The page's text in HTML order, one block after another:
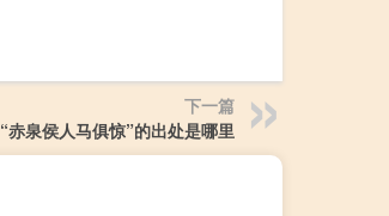
下一篇
“赤泉侯人马俱惊”的出处是哪里